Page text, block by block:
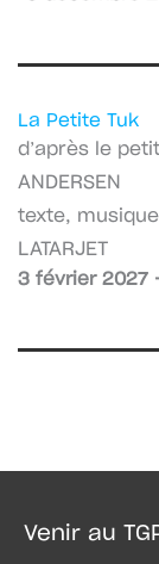
La Petite Tuk
d’après le
ANDERSEN
texte,
LATARJET
3 février 2027
Venir au